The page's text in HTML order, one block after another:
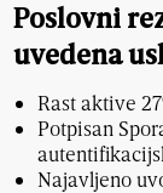
Poslovni
uvedena
Rast aktive
Potpisan
Najavljeno